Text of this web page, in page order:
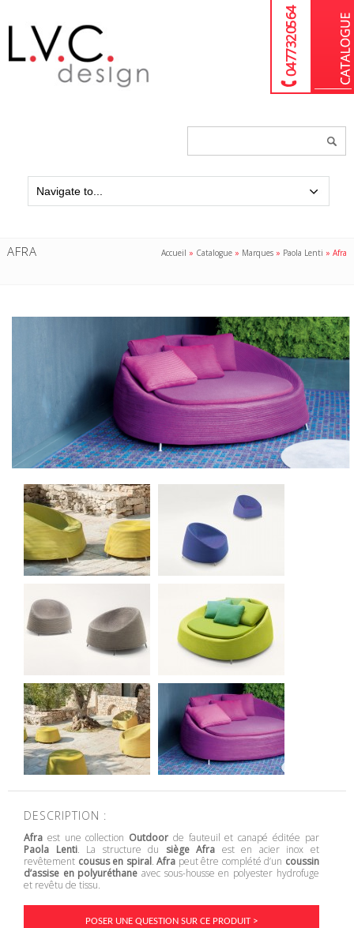
04 77 32 05 64
AFRA Accueil » Catalogue » Marques » Paola Lenti »Afra
DESCRIPTION :
Afra est une collection Outdoor de fauteuil et canapé éditée par
Paola Lenti. La structure du siège Afra est en acier inox et
revêtement cousus en spiral.Afra peut être complété d’un coussin
d’assise en polyuréthane avec sous-housse en polyester hydrofuge
et revêtu de tissu.
POSER UNE QUESTION SUR CE PRODUIT >